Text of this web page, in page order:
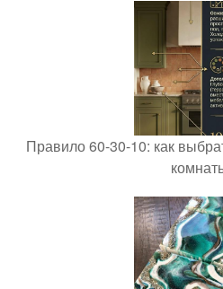
Правило 60-30-10: как